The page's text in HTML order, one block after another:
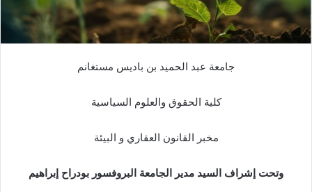
جامعة عبد الحميد بن باديس مستغانم
كلية الحقوق والعلوم السياسية
مخبر القانون العقاري و البيئة
وتحت إشراف السيد مدير الجامعة البروفسور بودراح إبراهيم